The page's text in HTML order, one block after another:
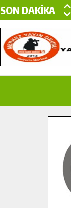
SON DAKİKA